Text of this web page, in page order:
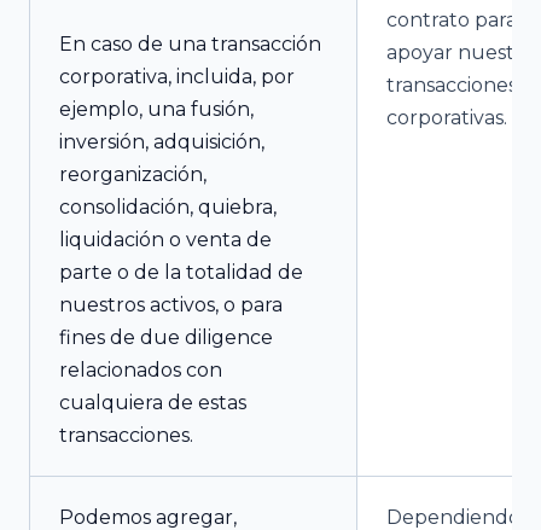
En caso de una transacción
corporativa, incluida, por
ejemplo, una fusión,
inversión, adquisición,
reorganización,
consolidación, quiebra,
liquidación o venta de
parte o de la totalidad de
nuestros activos, o para
fines de due diligence
relacionados con
cualquiera de estas
transacciones.
contrato para
apoyar nuestras
transacciones
corporativas.
Podemos agregar,
Dependiendo